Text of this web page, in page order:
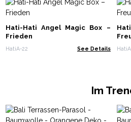
Hati-Hati Angel Magic Box –
Frieden
HatiA-22 See Details
Im